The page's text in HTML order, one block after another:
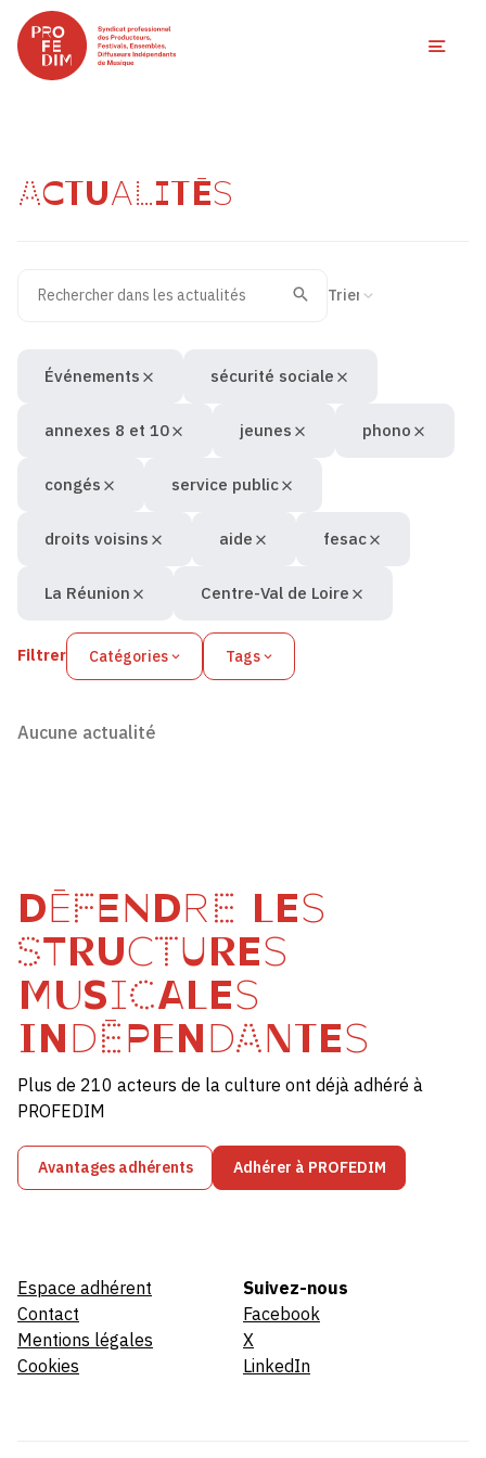
ACTUALITÉS
Recherche
Valider
Filtrer Catégories Tags
Événements sécurité sociale
annexes 8 et 10 jeunes phono
congés service public
droits voisins aide fesac
La Réunion Centre-Val de Loire
Aucune actualité
DÉFENDRE LES
STRUCTURES
MUSICALES
INDÉPENDANTES
Plus de 210 acteurs de la culture ont déjà adhéré à
PROFEDIM
Avantages adhérents Adhérer à PROFEDIM
Espace adhérent
Contact
Mentions légales
Cookies
Suivez-nous
Facebook
X
LinkedIn